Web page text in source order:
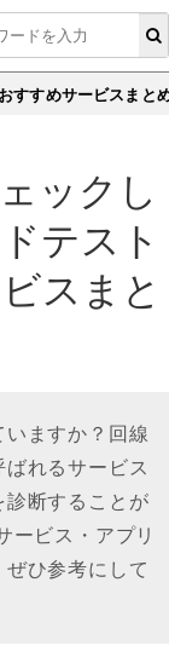
すすめサービスまと
ックし
テスト
スまと
ますか？回線
れるサービス
断することが
ービス・アプリ
ひ参考にして